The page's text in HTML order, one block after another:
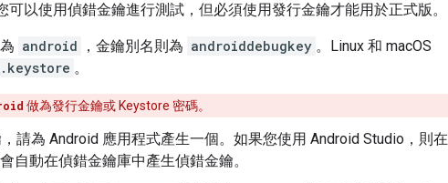
以使用偵錯金鑰進行測試，但必須使用發行金鑰才能用於正式版。
android ，金鑰別名則為 androiddebugkey 。Linux 和 macOS
。
做為發行金鑰或 Keystore 密碼。
請為 Android 應用程式產生一個。如果您使用 Android Studio，則在
自動在偵錯金鑰庫中產生偵錯金鑰。